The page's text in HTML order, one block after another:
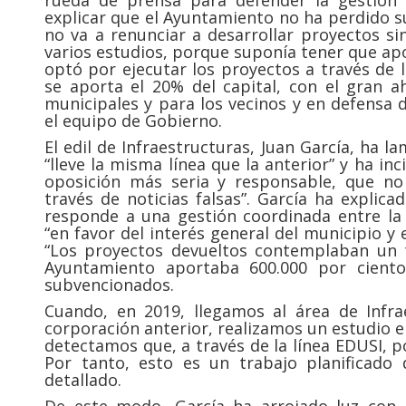
explicar que el Ayuntamiento no ha perdido
no va a renunciar a desarrollar proyectos
varios estudios, porque suponía tener que
optó por ejecutar los proyectos a través de
se aporta el 20% del capital, con el gran
municipales y para los vecinos y en
el equipo de Gobierno.
El edil de Infraestructuras, Juan García, ha
“lleve la misma línea que la anterior” y ha
oposición más seria y responsable, que
través de noticias falsas”. García ha
responde a una gestión coordinada entre
“en favor del interés general del municipio y
“Los proyectos devueltos contemplaban
Ayuntamiento aportaba 600.000 por
subvencionados.
Cuando, en 2019, llegamos al área de
corporación anterior, realizamos un estudio
detectamos que, a través de la línea
Por tanto, esto es un trabajo planificado
detallado.